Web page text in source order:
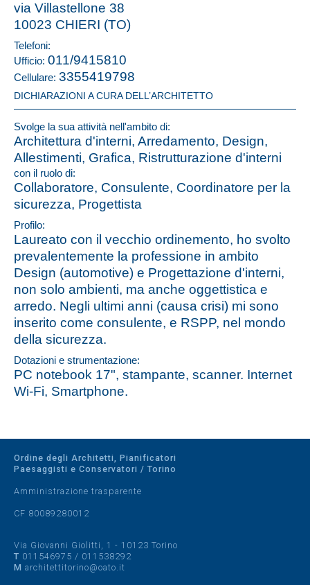
via Villastellone 38
10023 CHIERI (TO)
Telefoni:
Ufficio: 011/9415810
Cellulare: 3355419798
DICHIARAZIONI A CURA DELL’ARCHITETTO
Svolge la sua attività nell'ambito di:
Architettura d'interni, Arredamento, Design,
Allestimenti, Grafica, Ristrutturazione d'interni
con il ruolo di:
Collaboratore, Consulente, Coordinatore per la
sicurezza, Progettista
Profilo:
Laureato con il vecchio ordinemento, ho svolto
prevalentemente la professione in ambito
Design (automotive) e Progettazione d'interni,
non solo ambienti, ma anche oggettistica e
arredo. Negli ultimi anni (causa crisi) mi sono
inserito come consulente, e RSPP, nel mondo
della sicurezza.
Dotazioni e strumentazione:
PC notebook 17", stampante, scanner. Internet
Wi-Fi, Smartphone.
Ordine degli Architetti, Pianificatori
Paesaggisti e Conservatori / Torino
Amministrazione trasparente
CF 80089280012
Via Giovanni Giolitti, 1 - 10123 Torino
T 011546975 / 011538292
M architettitorino@oato.it